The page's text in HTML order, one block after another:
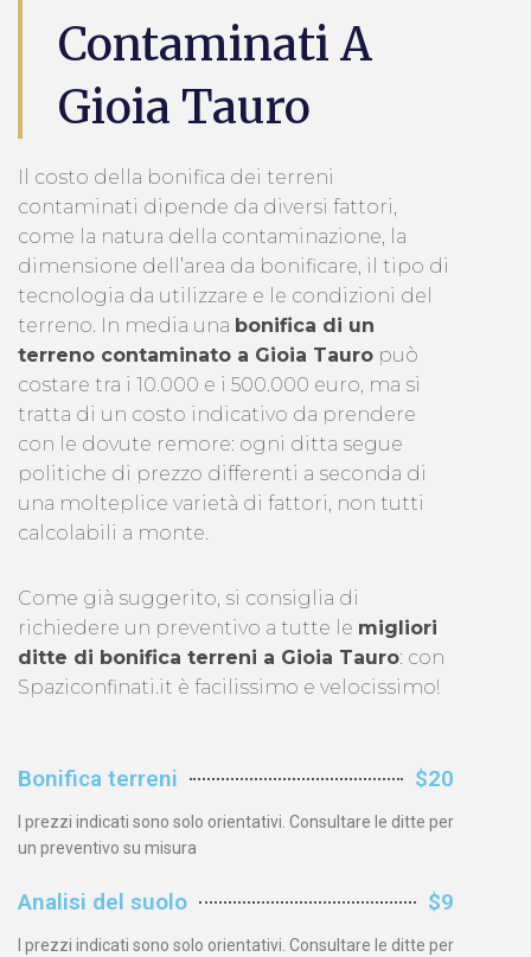
Contaminati A
Gioia Tauro
Il costo della bonifica dei terreni
contaminati dipende da diversi fattori,
come la natura della contaminazione, la
dimensione dell’area da bonificare, il tipo di
tecnologia da utilizzare e le condizioni del
terreno. In media una bonifica di un
terreno contaminato a Gioia Tauro può
costare tra i 10.000 e i 500.000 euro, ma si
tratta di un costo indicativo da prendere
con le dovute remore: ogni ditta segue
politiche di prezzo differenti a seconda di
una molteplice varietà di fattori, non tutti
calcolabili a monte.
Come già suggerito, si consiglia di
richiedere un preventivo a tutte le migliori
ditte di bonifica terreni a Gioia Tauro: con
Spaziconfinati.it è facilissimo e velocissimo!
Bonifica terreni $20
I prezzi indicati sono solo orientativi. Consultare le ditte per
un preventivo su misura
Analisi del suolo $9
I prezzi indicati sono solo orientativi. Consultare le ditte per